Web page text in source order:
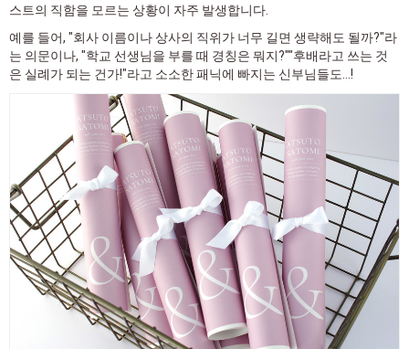
스트의 직함을 모르는 상황이 자주 발생합니다.
예를 들어, "회사 이름이나 상사의 직위가 너무 길면 생략해도 될까?"라
는 의문이나, "학교 선생님을 부를 때 경칭은 뭐지?""후배라고 쓰는 것
은 실례가 되는 건가!"라고 소소한 패닉에 빠지는 신부님들도...!